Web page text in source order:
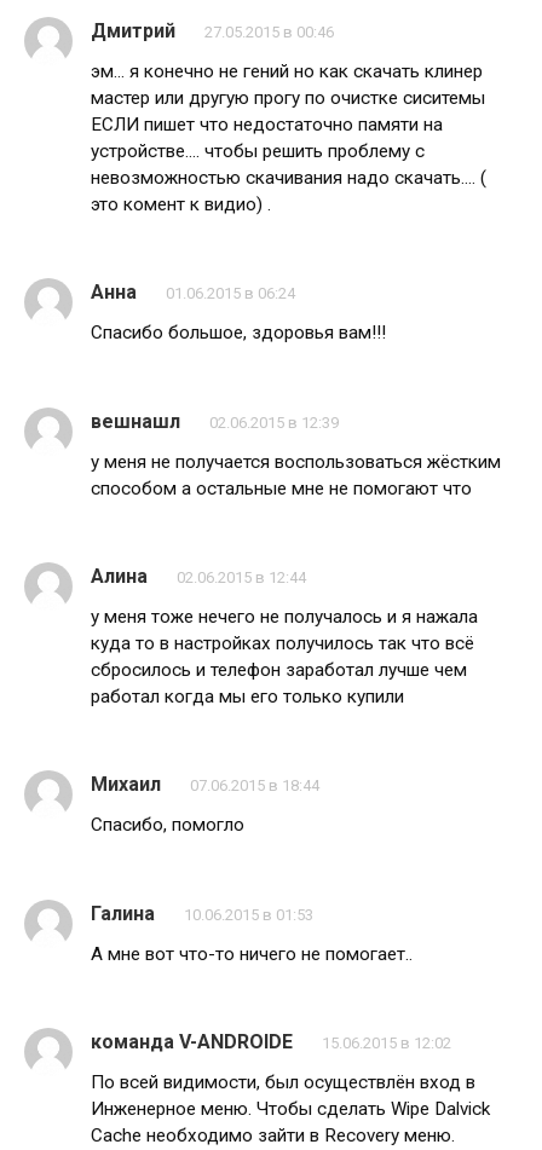
Дмитрий 27.05.2015 в 00:46
эм… я конечно не гений но как скачать клинер
мастер или другую прогу по очистке сиситемы
ЕСЛИ пишет что недостаточно памяти на
устройстве…. чтобы решить проблему с
невозможностью скачивания надо скачать…. (
это комент к видио) .
Анна 01.06.2015 в 06:24
Спасибо большое, здоровья вам!!!
вешнашл 02.06.2015 в 12:39
у меня не получается воспользоваться жёстким
способом а остальные мне не помогают что
Алина 02.06.2015 в 12:44
у меня тоже нечего не получалось и я нажала
куда то в настройках получилось так что всё
сбросилось и телефон заработал лучше чем
работал когда мы его только купили
Михаил 07.06.2015 в 18:44
Спасибо, помогло
Галина 10.06.2015 в 01:53
А мне вот что-то ничего не помогает..
команда V-ANDROIDE 15.06.2015 в 12:02
По всей видимости, был осуществлён вход в
Инженерное меню. Чтобы сделать Wipe Dalvick
Cache необходимо зайти в Recovery меню.